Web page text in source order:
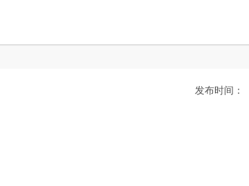
发布时间：